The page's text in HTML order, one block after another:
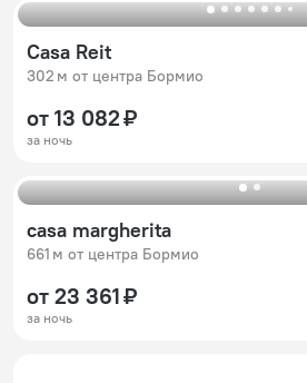
Casa Reit
302 м от центра Бормио
от 13 082 ₽
за ночь
casa margherita
661 м от центра Бормио
от 23 361 ₽
за ночь